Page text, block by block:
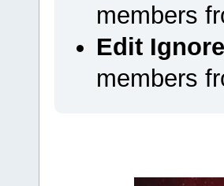
members
Edit
members